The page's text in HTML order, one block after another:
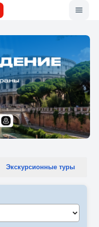
Экскурсионные туры